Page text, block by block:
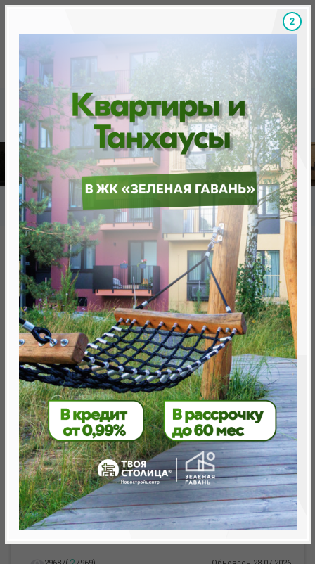
Скидки на новостройки, бонусы Готовые
Главная База новостроек Минска «Минск Мир»
9.6 "Сан-Паулу", квартал "Южная Америка"
9.6 "Сан-Паулу", квартал
"Южная Америка"
нет в продаже
Минск, Октябрьский, ул. Николы Теслы
метро «Ковальская Слобода», 566 м
1